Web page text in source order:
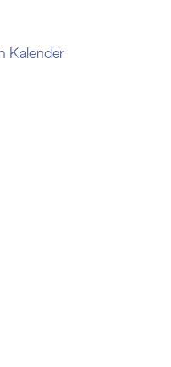
Kalender